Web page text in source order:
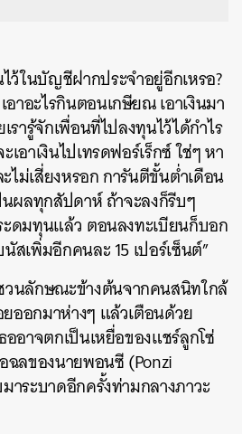
ไว้ในบัญชีฝากประจำอยู่อีกเหรอ?
าอะไรกินตอนเกษียณ เอาเงินมา
รารู้จักเพื่อนที่ไปลงทุนไว้ได้กำไร
เอาเงินไปเทรดฟอร์เร็กซ์ ใช่ๆ หา
ไม่เสี่ยงหรอก การันตีขั้นต่ำเดือน
ผลทุกสัปดาห์ ถ้าจะลงก็รีบๆ
ะดมทุนแล้ว ตอนลงทะเบียนก็บอก
สเพิ่มอีกคนละ 15 เปอร์เซ็นต์”
วนลักษณะข้างต้นจากคนสนิทใกล้
ออกมาห่างๆ แล้วเตือนด้วย
ออาจตกเป็นเหยื่อของแชร์ลูกโซ่
ฉลของนายพอนซี (Ponzi
าระบาดอีกครั้งท่ามกลางภาวะ